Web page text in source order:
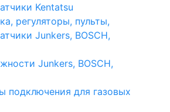
Kentatsu
регуляторы, пульты,
Junkers, BOSCH,
Junkers, BOSCH,
подключения для газовых